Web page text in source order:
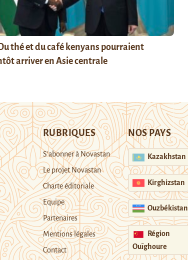
thé et du café kenyans pourraient
arriver en Asie centrale
RUBRIQUES
S’abonner à Novastan
Le projet Novastan
Charte éditoriale
Equipe
Partenaires
Mentions légales
Contact
NOS PAYS
Kazakhstan
Kirghizstan
Ouzbékistan
Région
Ouïghoure